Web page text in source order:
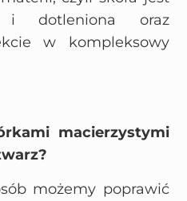
i dotleniona oraz
w kompleksowy
macierzystymi
możemy poprawić